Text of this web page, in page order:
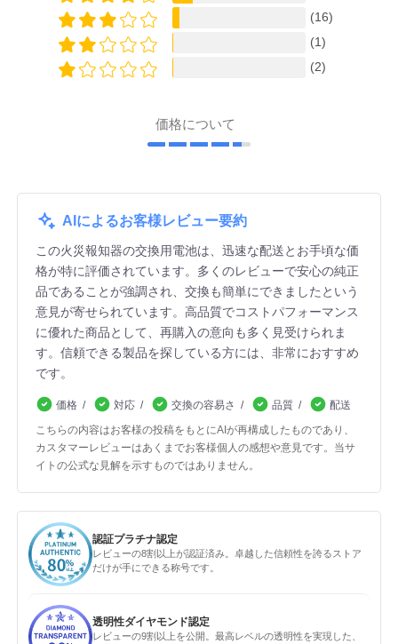
(16)
(1)
(2)
価格について
AIによるお客様レビュー要約
この火災報知器の交換用電池は、迅速な配送とお手頃な価
格が特に評価されています。多くのレビューで安心の純正
品であることが強調され、交換も簡単にできましたという
意見が寄せられています。高品質でコストパフォーマンス
に優れた商品として、再購入の意向も多く見受けられま
す。信頼できる製品を探している方には、非常におすすめ
です。
価格 対応 交換の容易さ 品質
配送
こちらの内容はお客様の投稿をもとにAIが再構成したものであり、
カスタマーレビューはあくまでお客様個人の感想や意見です。当サ
イトの公式な見解を示すものではありません。
認証プラチナ認定
レビューの8割以上が認証済み。卓越した信頼性を誇るストア
だけが手にできる称号です。
透明性ダイヤモンド認定
レビューの9割以上を公開。最高レベルの透明性を実現した、